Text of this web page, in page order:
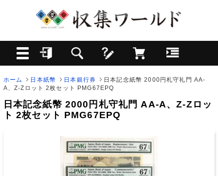
ホーム 日本紙幣 日本銀行券
日本記念紙幣 2000円札守礼門 AA-
A、Z-Zロット 2枚セット PMG67EPQ
日本記念紙幣 2000円札守礼門 AA-A、Z-Zロッ
ト 2枚セット PMG67EPQ